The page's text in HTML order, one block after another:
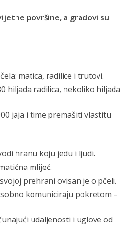
površine, a gradovi su
matica, radilice i trutovi.
hiljada radilica, nekoliko hiljada
jaja i time premašiti vlastitu
hranu koju jedu i ljudi.
mliječ.
prehrani ovisan je o pčeli.
komuniciraju pokretom –
udaljenosti i uglove od